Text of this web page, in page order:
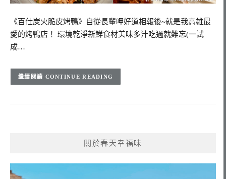
《百仕炭火脆皮烤鴨》自從長輩呷好道相報後~就是我高雄最
愛的烤鴨店！ 環境乾淨新鮮食材美味多汁吃過就難忘(一試
成…
CONTINUE READING
關於春天幸福味